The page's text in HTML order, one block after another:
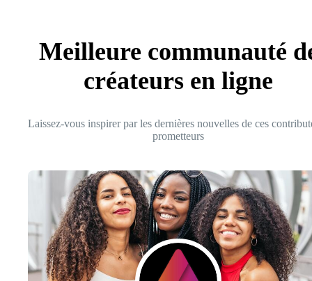
Meilleure communauté
créateurs en ligne
Laissez-vous inspirer par les dernières nouvelles de ces
prometteurs